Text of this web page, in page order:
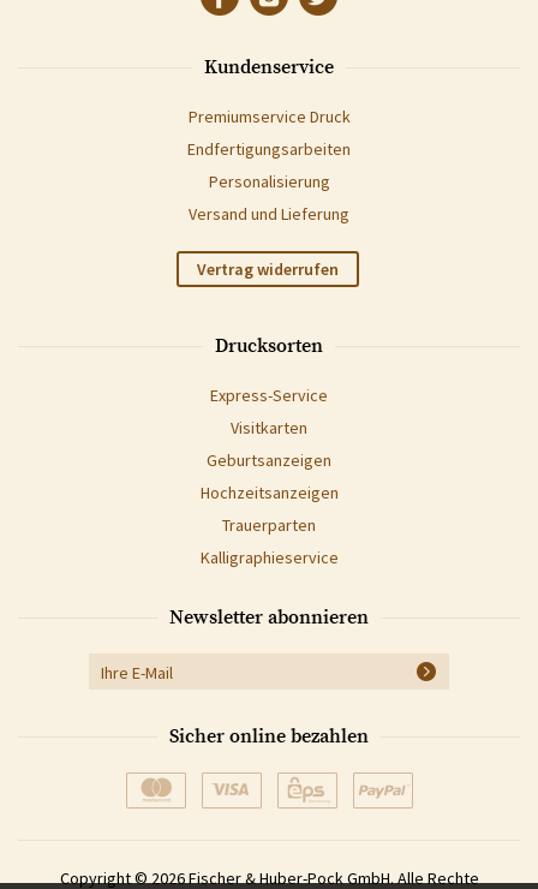
Kundenservice
Premiumservice Druck
Endfertigungsarbeiten
Personalisierung
Versand und Lieferung
Vertrag widerrufen
Drucksorten
Express-Service
Visitkarten
Geburtsanzeigen
Hochzeitsanzeigen
Trauerparten
Kalligraphieservice
Newsletter abonnieren
Sicher online bezahlen
Copyright © 2026 Fischer & Huber-Pock GmbH. Alle Rechte